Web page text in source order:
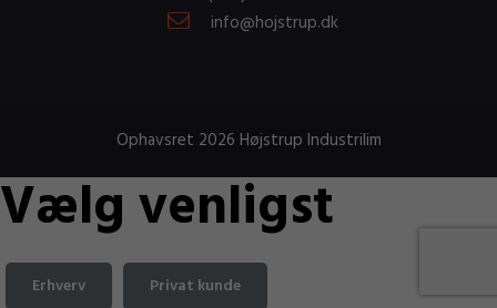
info@hojstrup.dk
Ophavsret 2026 Højstrup Industrilim
Vælg venligst
Erhverv Privat kunde